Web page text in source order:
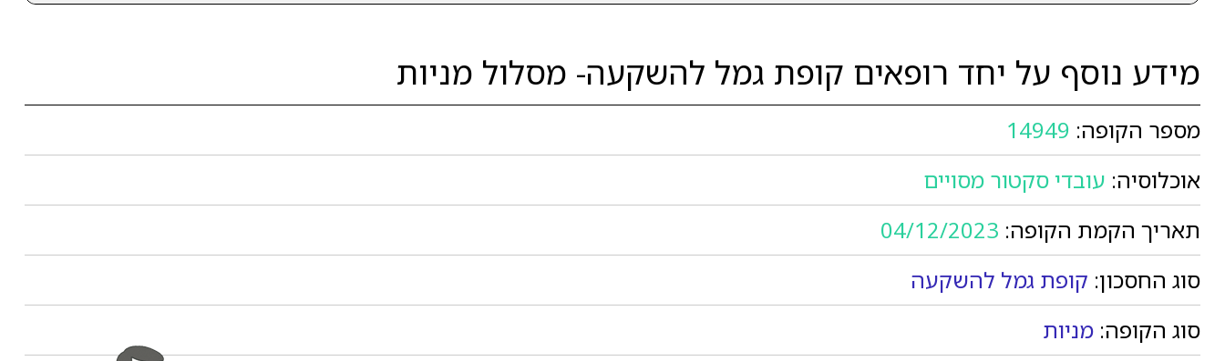
מידע נוסף על יחד רופאים קופת גמל להשקעה- מסלול מניות
מספר הקופה: 14949
אוכלוסיה: עובדי סקטור מסויים
תאריך הקמת הקופה: 04/12/2023
סוג החסכון: קופת גמל להשקעה
סוג הקופה: מניות